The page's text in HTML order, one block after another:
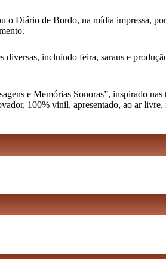
o Diário de Bordo, na mídia impressa,
incluindo feira, saraus e
e Memórias Sonoras”, inspirado
100% vinil, apresentado, ao ar